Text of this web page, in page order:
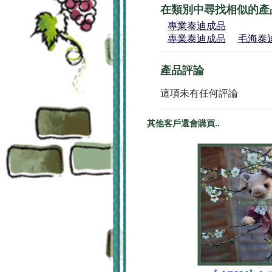
在類別中尋找相似的產
專業泰迪成品
專業泰迪成品
毛海泰
產品評論
這項未有任何評論
其他客戶還會購買..